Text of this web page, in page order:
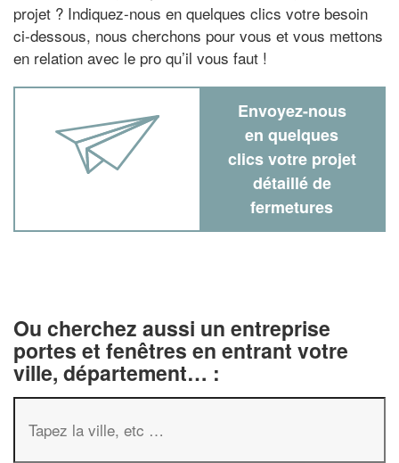
projet ? Indiquez-nous en quelques clics votre besoin
ci-dessous, nous cherchons pour vous et vous mettons
en relation avec le pro qu’il vous faut !
Envoyez-nous
en quelques
clics votre projet
détaillé de
fermetures
Ou cherchez aussi un entreprise
portes et fenêtres en entrant votre
ville, département… :